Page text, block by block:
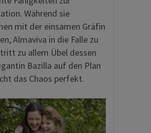
Während sie
mit der einsamen Gräfin
Almaviva in die Falle zu
zu allem Übel dessen
Bazilla auf den Plan
das Chaos perfekt.